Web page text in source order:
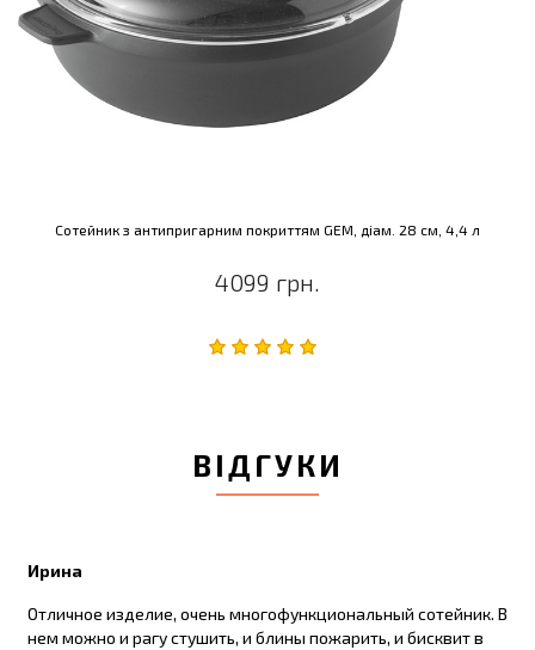
Сотейник з антипригарним покриттям GEM, діам. 28 см, 4,4 л
4099 грн.
ВІДГУКИ
Ирина
Отличное изделие, очень многофункциональный сотейник. В
нем можно и рагу стушить, и блины пожарить, и бисквит в